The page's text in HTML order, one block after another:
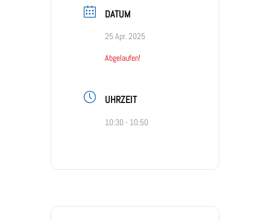
DATUM
25 Apr. 2025
Abgelaufen!
UHRZEIT
10:30 - 10:50